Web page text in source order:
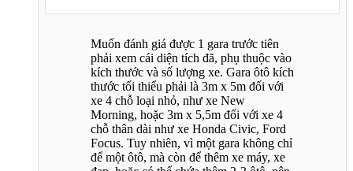
Muốn đánh giá được 1 gara trước tiên
phải xem cái diện tích đã, phụ thuộc vào
kích thước và số lượng xe. Gara ôtô kích
thước tối thiểu phải là 3m x 5m đối với
xe 4 chỗ loại nhỏ, như xe New
Morning, hoặc 3m x 5,5m đối với xe 4
chỗ thân dài như xe Honda Civic, Ford
Focus. Tuy nhiên, vì một gara không chỉ
để một ôtô, mà còn để thêm xe máy, xe